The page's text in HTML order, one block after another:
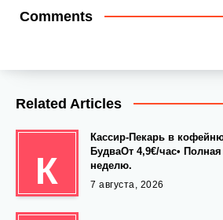
Comments
Related Articles
К
Кассир-Пекарь в
БудваОт 4,9€/час•
неделю.
7 августа, 2026